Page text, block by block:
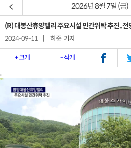
2026년 8월 7일 (금)
(R) 대봉산휴양밸리 주요시설 민간위탁 추진..전
2024-09-11 하준 기자
+ 크게 - 작게
..